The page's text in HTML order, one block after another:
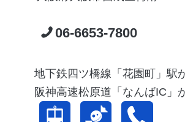
06-6653-7800
地下鉄四ツ橋線「花園町」駅
阪神高速松原道「なんばIC」